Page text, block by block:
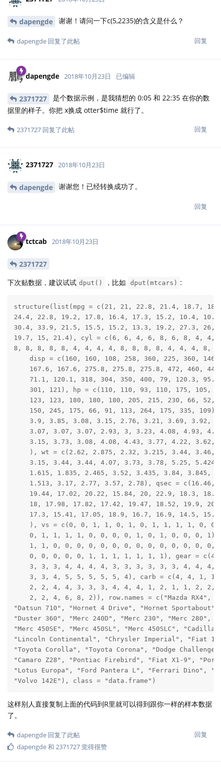
dapengde 谢谢！请问一下c(5,2235)的含义是什么？
回复
dapengde 回复了此帖
dapengde 2018年10月23日 已编辑
2371727
是个数据示例，是我猜想的 0:05 和 22:35 在你的数
据里的样子。你把 x换成 otter$time 就行了。
回复
2371727 回复了此帖
2371727 2018年10月23日
dapengde 谢谢您！已经转换成功了。
回复
tctcab 2018年10月23日
2371727
下次贴数据，建议试试 dput() ，比如 dput(mtcars) :
structure(list(mpg = c(21, 21, 22.8, 21.4, 18.7,
24.4, 22.8, 19.2, 17.8, 16.4, 17.3, 15.2, 10.4,
30.4, 33.9, 21.5, 15.5, 15.2, 13.3, 19.2, 27.3, 26,
19.7, 15, 21.4), cyl = c(6, 6, 4, 6, 8, 6, 8, 4,
8, 8, 8, 8, 8, 4, 4, 4, 4, 8, 8, 8, 8, 4, 4, 4, 8,
disp = c(160, 160, 108, 258, 360, 225, 360,
167.6, 167.6, 275.8, 275.8, 275.8, 472, 460,
71.1, 120.1, 318, 304, 350, 400, 79, 120.3,
301, 121), hp = c(110, 110, 93, 110, 175, 105,
123, 123, 180, 180, 180, 205, 215, 230, 66, 52,
150, 245, 175, 66, 91, 113, 264, 175, 335,
3.9, 3.85, 3.08, 3.15, 2.76, 3.21, 3.69, 3.92,
3.07, 3.07, 3.07, 2.93, 3, 3.23, 4.08, 4.93,
3.15, 3.73, 3.08, 4.08, 4.43, 3.77, 4.22, 3.62,
), wt = c(2.62, 2.875, 2.32, 3.215, 3.44, 3.46,
3.15, 3.44, 3.44, 4.07, 3.73, 3.78, 5.25,
1.615, 1.835, 2.465, 3.52, 3.435, 3.84, 3.845,
1.513, 3.17, 2.77, 3.57, 2.78), qsec = c(16.46,
19.44, 17.02, 20.22, 15.84, 20, 22.9, 18.3,
18, 17.98, 17.82, 17.42, 19.47, 18.52, 19.9,
17.3, 15.41, 17.05, 18.9, 16.7, 16.9, 14.5,
), vs = c(0, 0, 1, 1, 0, 1, 0, 1, 1, 1, 1, 0,
0, 1, 1, 1, 1, 0, 0, 0, 0, 1, 0, 1, 0, 0, 0,
1, 1, 0, 0, 0, 0, 0, 0, 0, 0, 0, 0, 0, 0, 0, 0,
0, 0, 0, 0, 0, 1, 1, 1, 1, 1, 1, 1), gear =
3, 3, 3, 4, 4, 4, 4, 3, 3, 3, 3, 3, 3, 4, 4, 4,
3, 3, 4, 5, 5, 5, 5, 5, 4), carb = c(4, 4, 1,
2, 2, 4, 4, 3, 3, 3, 4, 4, 4, 1, 2, 1, 1, 2, 2,
2, 2, 4, 6, 8, 2)), row.names = c("Mazda RX4",
"Datsun 710", "Hornet 4 Drive", "Hornet
"Duster 360", "Merc 240D", "Merc 230", "Merc 280",
"Merc 450SE", "Merc 450SL", "Merc 450SLC",
"Lincoln Continental", "Chrysler Imperial", "Fiat
"Toyota Corolla", "Toyota Corona", "Dodge
"Camaro Z28", "Pontiac Firebird", "Fiat X1-9",
"Lotus Europa", "Ford Pantera L", "Ferrari Dino",
"Volvo 142E"), class = "data.frame")
这样别人直接复制上面的代码到R里就可以得到跟你一样的样本数据
了。
回复
dapengde 回复了此帖
dapengde和 2371727觉得很赞